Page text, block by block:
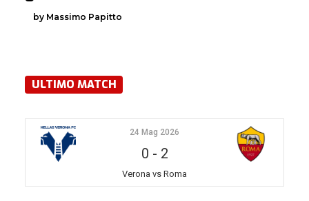
by Massimo Papitto
ULTIMO MATCH
24 Mag 2026
0 - 2
Verona vs Roma